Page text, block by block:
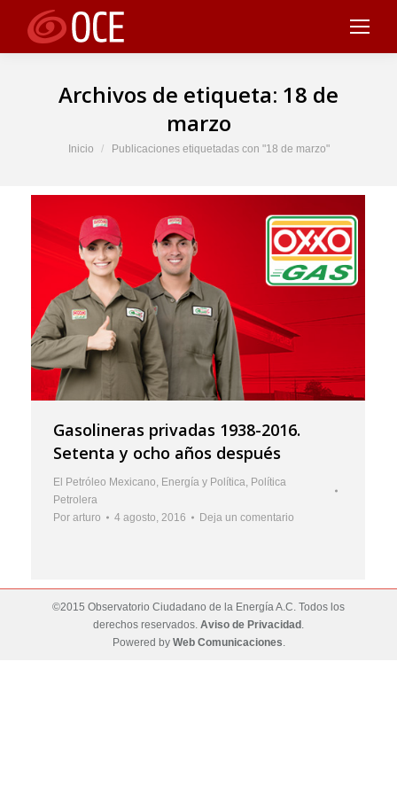
Archivos de etiqueta: 18 de
marzo
Estás aquí:
Inicio Publicaciones etiquetadas con "18 de marzo"
Gasolineras privadas 1938-2016.
Setenta y ocho años después
El Petróleo Mexicano, Energía y Política, Política
Petrolera
Por arturo 4 agosto, 2016 Deja un comentario
©2015 Observatorio Ciudadano de la Energía A.C. Todos los
derechos reservados. Aviso de Privacidad .
Powered by Web Comunicaciones.